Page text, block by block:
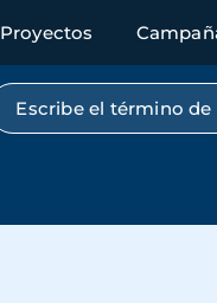
Proyectos
Búsqueda por texto